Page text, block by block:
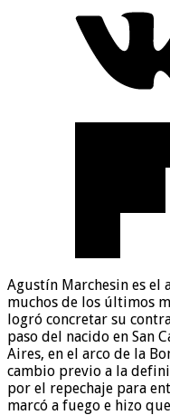
Agustín Marchesin es el
muchos de los últimos
logró concretar su
paso del nacido en San
Aires, en el arco de la
cambio previo a la
por el repechaje para
marcó a fuego e hizo